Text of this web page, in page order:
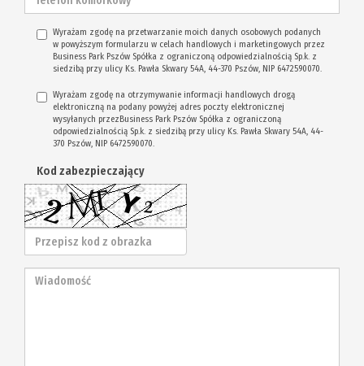
Wyrażam zgodę na przetwarzanie moich danych osobowych podanych
w powyższym formularzu w celach handlowych i marketingowych przez
Business Park Pszów Spółka z ograniczoną odpowiedzialnością Sp.k. z
siedzibą przy ulicy Ks. Pawła Skwary 54A, 44-370 Pszów, NIP 6472590070.
Wyrażam zgodę na otrzymywanie informacji handlowych drogą
elektroniczną na podany powyżej adres poczty elektronicznej
wysyłanych przezBusiness Park Pszów Spółka z ograniczoną
odpowiedzialnością Sp.k. z siedzibą przy ulicy Ks. Pawła Skwary 54A, 44-
370 Pszów, NIP 6472590070.
Kod zabezpieczający